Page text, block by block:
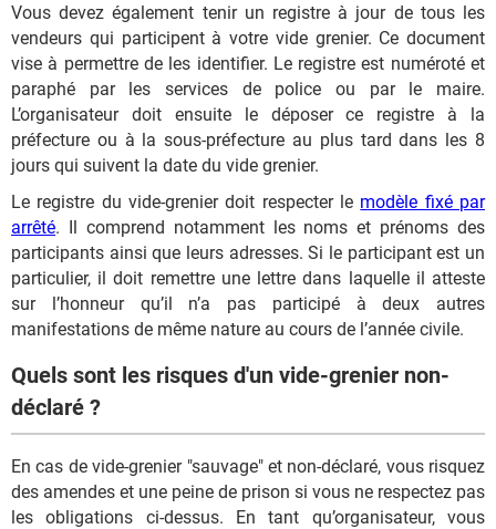
Vous devez également tenir un registre à jour de tous les
vendeurs qui participent à votre vide grenier. Ce document
vise à permettre de les identifier. Le registre est numéroté et
paraphé par les services de police ou par le maire.
L’organisateur doit ensuite le déposer ce registre à la
préfecture ou à la sous-préfecture au plus tard dans les 8
jours qui suivent la date du vide grenier.
Le registre du vide-grenier doit respecter le modèle fixé par
arrêté. Il comprend notamment les noms et prénoms des
participants ainsi que leurs adresses. Si le participant est un
particulier, il doit remettre une lettre dans laquelle il atteste
sur l’honneur qu’il n’a pas participé à deux autres
manifestations de même nature au cours de l’année civile.
Quels sont les risques d'un vide-grenier non-
déclaré ?
En cas de vide-grenier "sauvage" et non-déclaré, vous risquez
des amendes et une peine de prison si vous ne respectez pas
les obligations ci-dessus. En tant qu’organisateur, vous